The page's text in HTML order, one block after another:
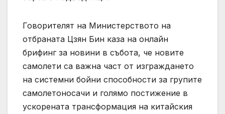
Говорителят на Министерството на
отбраната Цзян Бин каза на онлайн
брифинг за новини в събота, че новите
самолети са важна част от изграждането
на системни бойни способности за групите
самолетоносачи и голямо постижение в
ускорената трансформация на китайския